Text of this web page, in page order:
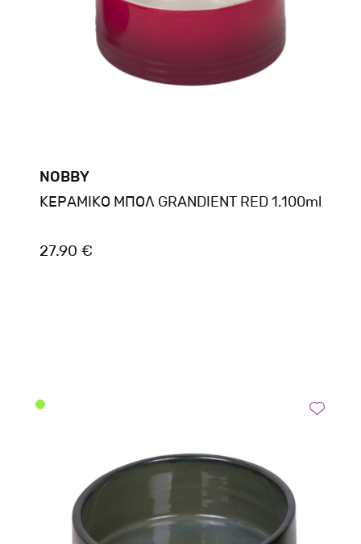
NOBBY
ΚΕΡΑΜΙΚΟ ΜΠΟΛ GRANDIENT RED 1.100ml
27.90 €